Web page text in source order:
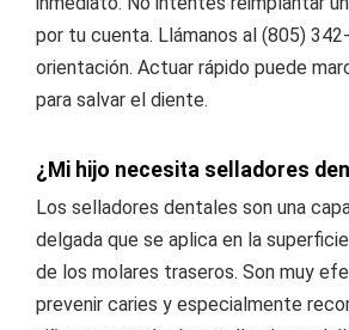
por tu cuenta. Llámanos al (805)
orientación. Actuar rápido puede
para salvar el diente.
¿Mi hijo necesita selladores
Los selladores dentales son una
delgada que se aplica en la
de los molares traseros. Son muy
prevenir caries y especialmente